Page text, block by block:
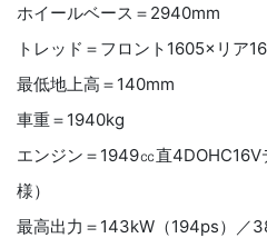
ホイールベース＝ 2940mm
トレッド＝ フロント 1605× リア
最低地上高＝ 140mm
車重＝ 1940kg
エンジン＝ 1949㏄直4DOHC16V
様）
最高出力＝ 143kW （194ps）／